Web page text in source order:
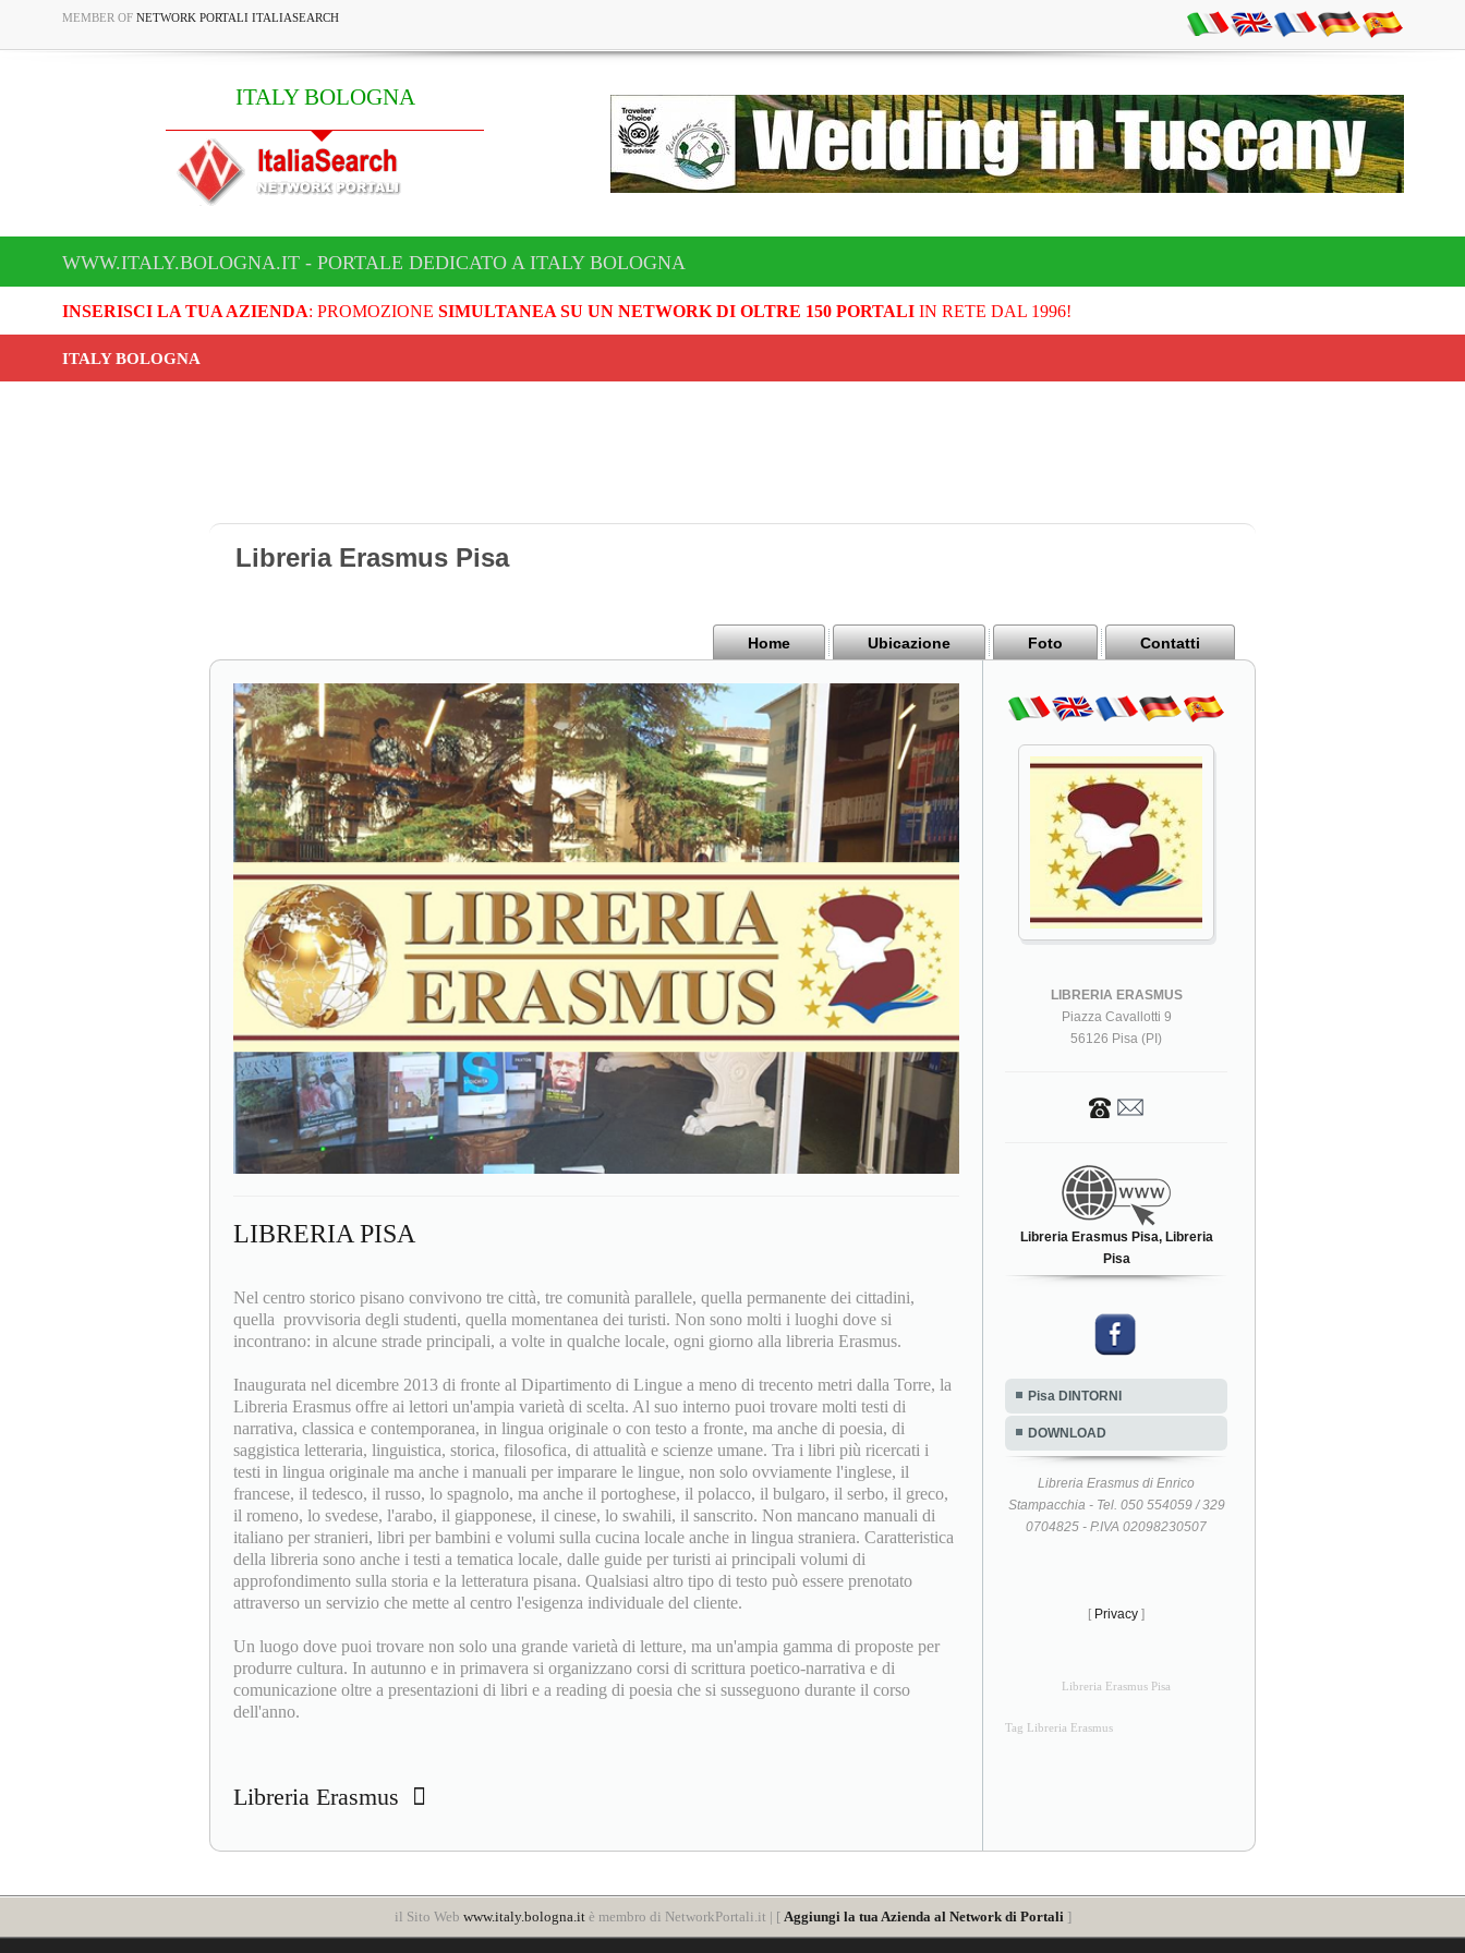
MEMBER OF NETWORK PORTALI ITALIASEARCH
ITALY BOLOGNA
WWW.ITALY.BOLOGNA.IT - PORTALE DEDICATO A ITALY BOLOGNA
INSERISCI LA TUA AZIENDA: PROMOZIONE SIMULTANEA SU UN NETWORK DI OLTRE 150 PORTALIIN RETE DAL 1996!
ITALY BOLOGNA
Libreria Erasmus Pisa
Home Ubicazione Foto Contatti
LIBRERIA PISA
Nel centro storico pisano convivono tre città, tre comunità parallele, quella permanente dei cittadini,
quella provvisoria degli studenti, quella momentanea dei turisti. Non sono molti i luoghi dove si
incontrano: in alcune strade principali, a volte in qualche locale, ogni giorno alla libreria Erasmus.
Inaugurata nel dicembre 2013 di fronte al Dipartimento di Lingue a meno di trecento metri dalla Torre, la
Libreria Erasmus offre ai lettori un'ampia varietà di scelta. Al suo interno puoi trovare molti testi di
narrativa, classica e contemporanea, in lingua originale o con testo a fronte, ma anche di poesia, di
saggistica letteraria, linguistica, storica, filosofica, di attualità e scienze umane. Tra i libri più ricercati i
testi in lingua originale ma anche i manuali per imparare le lingue, non solo ovviamente l'inglese, il
francese, il tedesco, il russo, lo spagnolo, ma anche il portoghese, il polacco, il bulgaro, il serbo, il greco,
il romeno, lo svedese, l'arabo, il giapponese, il cinese, lo swahili, il sanscrito. Non mancano manuali di
italiano per stranieri, libri per bambini e volumi sulla cucina locale anche in lingua straniera. Caratteristica
della libreria sono anche i testi a tematica locale, dalle guide per turisti ai principali volumi di
approfondimento sulla storia e la letteratura pisana. Qualsiasi altro tipo di testo può essere prenotato
attraverso un servizio che mette al centro l'esigenza individuale del cliente.
Un luogo dove puoi trovare non solo una grande varietà di letture, ma un'ampia gamma di proposte per
produrre cultura. In autunno e in primavera si organizzano corsi di scrittura poetico-narrativa e di
comunicazione oltre a presentazioni di libri e a reading di poesia che si susseguono durante il corso
dell'anno.
Libreria Erasmus
LIBRERIA ERASMUS
Piazza Cavallotti 9
56126 Pisa (PI)
Libreria Erasmus Pisa, Libreria
Pisa
Pisa DINTORNI
DOWNLOAD
Libreria Erasmus di Enrico
Stampacchia - Tel. 050 554059 / 329
0704825 - P.IVA 02098230507
[ Privacy ]
Libreria Erasmus Pisa
Tag Libreria Erasmus
il Sito Web www.italy.bologna.itè membro di NetworkPortali.it | [ Aggiungi la tua Azienda al Network di Portali ]